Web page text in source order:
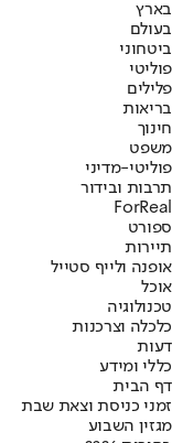
בארץ
בעולם
ביטחוני
פוליטי
פלילים
בריאות
חינוך
משפט
פוליטי-מדיני
תרבות ובידור
ForReal
ספורט
תיירות
אופנה ולייף סטייל
אוכל
טכנולוגיה
כלכלה וצרכנות
דעות
כללי ומידע
דף הבית
זמני כניסת וצאת שבת
מגזין השבוע